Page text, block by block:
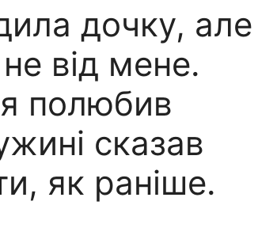
дочку, але
від мене.
полюбив
сказав
як раніше.